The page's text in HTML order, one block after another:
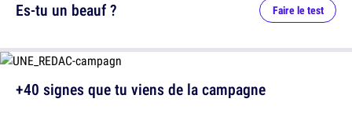
Es-tu un beauf ? Faire le test
+40 signes que tu viens de la campagne